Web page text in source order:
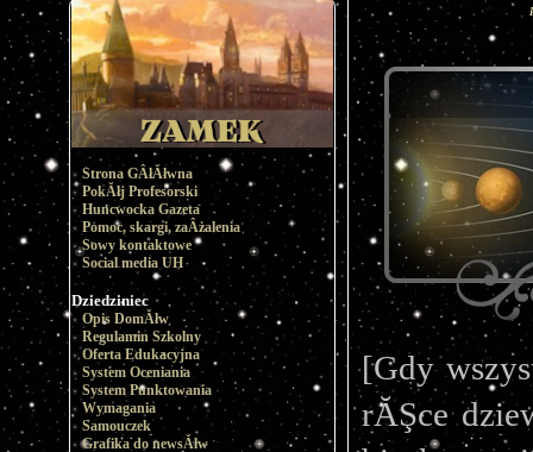
Strona GÂłĂłwna
PokĂłj Profesorski
Huncwocka Gazeta
Pomoc, skargi, zaÂżalenia
Sowy kontaktowe
Social media UH
Dziedziniec
Opis DomĂłw
Regulamin Szkolny
Oferta Edukacyjna
System Oceniania
System Punktowania
Wymagania
Samouczek
Grafika do newsĂłw
[Gdy
rĂŞce